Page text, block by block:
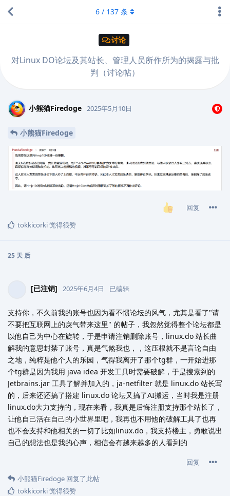
讨论
对Linux DO论坛及其站长、管理人员所作所为的揭露与批
判（讨论帖）
6 / 137 条
小熊猫Firedoge 2025年5月10日
小熊猫Firedoge
回复
tokkicorki觉得很赞
25 天 后
[已注销] 2025年6月4日 已编辑
支持你，不久前我的账号也因为看不惯论坛的风气，尤其是看了"请
不要把互联网上的戾气带来这里" 的帖子，我忽然觉得整个论坛都是
以他自己为中心在旋转，于是申请注销删除账号，linux.do 站长曲
解我的意思封禁了账号，真是气煞我也，，这压根就不是言论自由
之地，纯粹是他个人的乐园，气得我离开了那个tg群，一开始进那
个tg群是因为我用 java idea 开发工具时需要破解，于是搜索到的
Jetbrains.jar 工具了解并加入的，ja-netfilter 就是 linux.do 站长写
的，后来还还搞了搭建 linux.do 论坛又搞了AI搬运，当时我是注册
linux.do大力支持的，现在来看，我真是后悔注册支持那个站长了，
让他自己活在自己的小世界里吧，我再也不用他的破解工具了也再
也不会支持和他相关的一切了比如linux.do，我支持楼主，勇敢说出
自己的想法也是我的心声，相信会有越来越多的人看到的
回复
小熊猫Firedoge 回复了此帖
tokkicorki觉得很赞